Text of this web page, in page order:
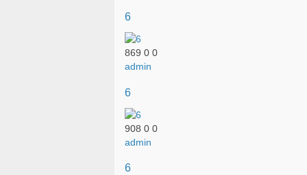
6
869 0 0
admin
6
908 0 0
admin
6